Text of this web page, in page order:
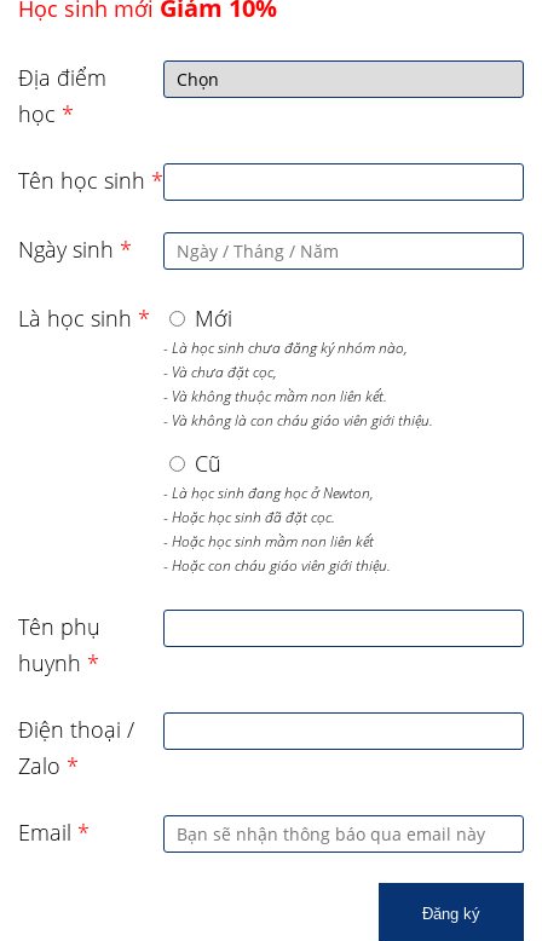
Học sinh mới Giảm 10%
Địa điểm
học *
Tên học sinh *
Ngày sinh *
Là học sinh * Mới
- Là học sinh chưa đăng ký nhóm nào,
- Và chưa đặt cọc,
- Và không thuộc mầm non liên kết.
- Và không là con cháu giáo viên giới thiệu.
Cũ
- Là học sinh đang học ở Newton,
- Hoặc học sinh đã đặt cọc.
- Hoặc học sinh mầm non liên kết
- Hoặc con cháu giáo viên giới thiệu.
Tên phụ
huynh *
Điện thoại /
Zalo *
Email *
Đăng ký